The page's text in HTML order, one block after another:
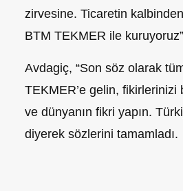
zirvesine. Ticaretin
BTM TEKMER ile
Avdagiç, “Son söz olarak
TEKMER’e gelin, fikirlerinizi
ve dünyanın fikri yapın.
diyerek sözlerini tamamladı.